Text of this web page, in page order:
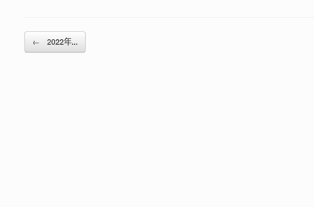
Post navigation
← 2022年...